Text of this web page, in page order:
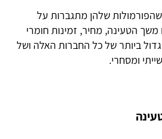
שלהן מתגברות על
הטעינה, מחיר, זמינות חומרי
ביותר של כל החברות האלה ושל
ומסחרי.